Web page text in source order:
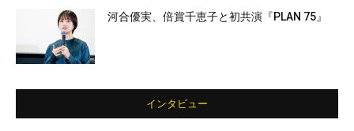
河合優実、倍賞千恵子と初共演『PLAN 75』
インタビュー